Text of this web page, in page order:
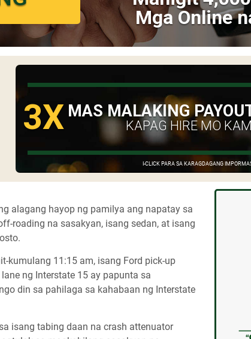
Mga Online
I-CLICK PARA SA KARAGDAGANG
3X MAS MALAKING
KAPAG HIRE MO
alagang hayop ng pamilya ang napatay sa
roading na sasakyan, isang sedan, at isang
kumulang 11:15 am, isang Ford pick-up
ng Interstate 15 ay papunta sa
din sa pahilaga sa kahabaan ng Interstate
isang tabing daan na crash attenuator